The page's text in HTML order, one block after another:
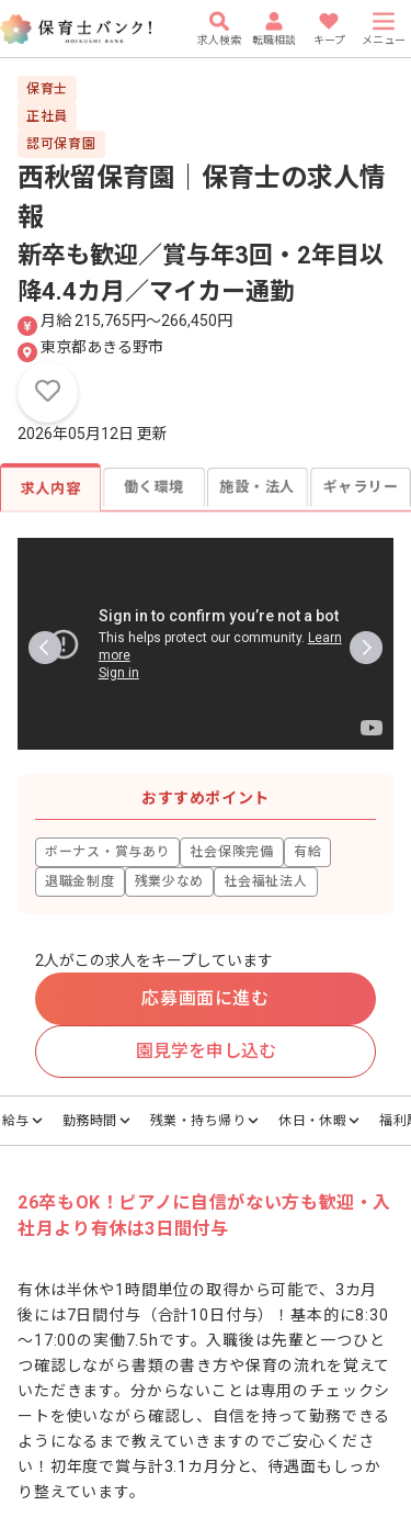
求人検索 転職相談 キープ メニュー
保育士
正社員
認可保育園
西秋留保育園｜保育士の求人情
報
新卒も歓迎／賞与年3回・2年目以
降4.4カ月／マイカー通勤
月給 215,765円〜266,450円
東京都あきる野市
2026年05月12日 更新
求人内容 働く環境 施設・法人 ギャラリー
おすすめポイント
ボーナス・賞与あり 社会保険完備
有給
退職金制度
残業少なめ 社会福祉法人
2人がこの求人をキープしています
応募画面に進む
園見学を申し込む
給与 勤務時間 残業・持ち帰り 休日・休暇 福利
26卒もOK！ピアノに自信がない方も歓迎・入
社月より有休は3日間付与
有休は半休や1時間単位の取得から可能で、3カ月
後には7日間付与（合計10日付与）！基本的に8:30
～17:00の実働7.5hです。入職後は先輩と一つひと
つ確認しながら書類の書き方や保育の流れを覚えて
いただきます。分からないことは専用のチェックシ
ートを使いながら確認し、自信を持って勤務できる
ようになるまで教えていきますのでご安心くださ
い！初年度で賞与計3.1カ月分と、待遇面もしっか
り整えています。